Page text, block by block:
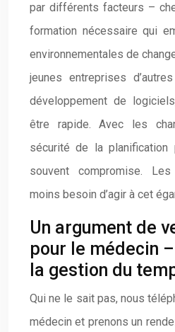
par différents facteurs –
formation nécessaire qui
environnementales de
jeunes entreprises
développement de
être rapide. Avec les
sécurité de la
souvent compromise.
moins besoin d’agir à cet
Un argument de
pour le médecin
la gestion du
Qui ne le sait pas, nous
médecin et prenons un